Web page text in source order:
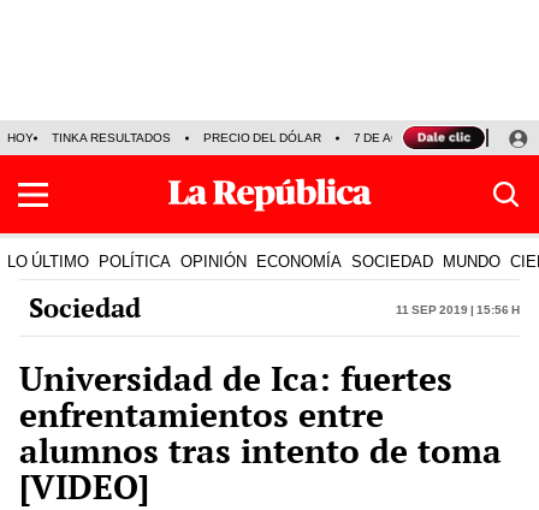
HOY TINKA RESULTADOS PRECIO DEL DÓLAR 7 DE AGOSTO OLLANTA
LO ÚLTIMO POLÍTICA OPINIÓN ECONOMÍA SOCIEDAD MUNDO
Sociedad 11 Sep 2019 | 15:56 h
Universidad de Ica: fuertes
enfrentamientos entre
alumnos tras intento de toma
[VIDEO]